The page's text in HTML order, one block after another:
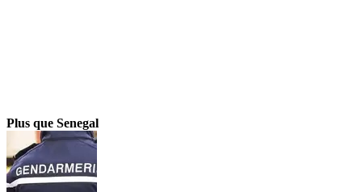
Plus que Senegal